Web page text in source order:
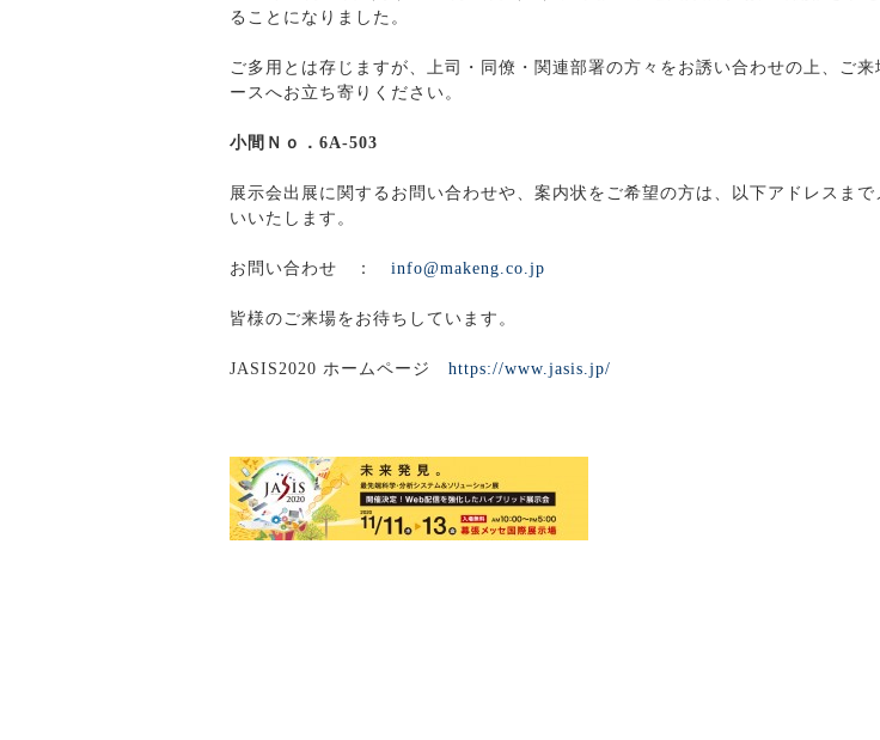
ることになりました。
ご多用とは存じますが、上司・同僚・関連部署の方々をお誘い合わせの上、ご
ースへお立ち寄りください。
小間Ｎｏ．6A-503
展示会出展に関するお問い合わせや、案内状をご希望の方は、以下アドレスま
いいたします。
お問い合わせ ： info@makeng.co.jp
皆様のご来場をお待ちしています。
JASIS2020 ホームページ https://www.jasis.jp/